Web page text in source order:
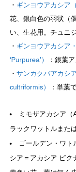
・ ギンヨウアカシア
花、銀白色の羽状（
い、生花用。チュニ
・ ギンヨウアカシア
‘Purpurea’）
：銀葉
・ サンカクバアカシ
cultriformis）
：単葉
ミモザアカシア
ラックワットルまた
ゴールデン・ワ
シア＝アカシア ピク